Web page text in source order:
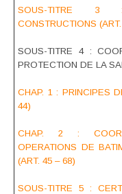
SOUS-TITRE 3
CONSTRUCTIONS
SOUS-TITRE 4 :
PROTECTION DE LA
CHAP. 1 : PRINCIPES
44)
CHAP. 2 :
OPERATIONS DE
(ART. 45 – 68)
SOUS-TITRE 5 :